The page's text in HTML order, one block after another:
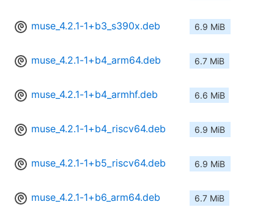
muse_4.2.1-1+b3_s390x.deb 6.9 MiB
muse_4.2.1-1+b4_arm64.deb 6.7 MiB
muse_4.2.1-1+b4_armhf.deb 6.6 MiB
muse_4.2.1-1+b4_riscv64.deb 6.9 MiB
muse_4.2.1-1+b5_riscv64.deb 6.9 MiB
muse_4.2.1-1+b6_arm64.deb 6.7 MiB